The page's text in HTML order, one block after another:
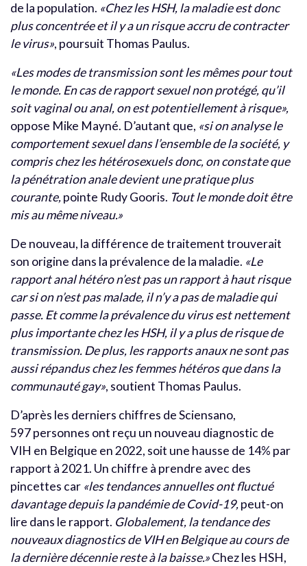
de la population. «Chez les HSH, la maladie est donc
plus concentrée et il y a un risque accru de contracter
le virus», poursuit Thomas Paulus.
«Les modes de transmission sont les mêmes pour tout
le monde. En cas de rapport sexuel non protégé, qu’il
soit vaginal ou anal, on est potentiellement à risque»,
oppose Mike Mayné. D’autant que, «si on analyse le
comportement sexuel dans l’ensemble de la société, y
compris chez les hétérosexuels donc, on constate que
la pénétration anale devient une pratique plus
courante,pointe Rudy Gooris. Tout le monde doit être
mis au même niveau.»
De nouveau, la différence de traitement trouverait
son origine dans la prévalence de la maladie. «Le
rapport anal hétéro n’est pas un rapport à haut risque
car si on n’est pas malade, il n’y a pas de maladie qui
passe. Et comme la prévalence du virus est nettement
plus importante chez les HSH, il y a plus de risque de
transmission. De plus, les rapports anaux ne sont pas
aussi répandus chez les femmes hétéros que dans la
communauté gay», soutient Thomas Paulus.
D’après les derniers chiffres de Sciensano,
597 personnes ont reçu un nouveau diagnostic de
VIH en Belgique en 2022, soit une hausse de 14% par
rapport à 2021. Un chiffre à prendre avec des
pincettes car «les tendances annuelles ont fluctué
davantage depuis la pandémie de Covid-19,peut-on
lire dans le rapport. Globalement, la tendance des
nouveaux diagnostics de VIH en Belgique au cours de
la dernière décennie reste à la baisse.»Chez les HSH,